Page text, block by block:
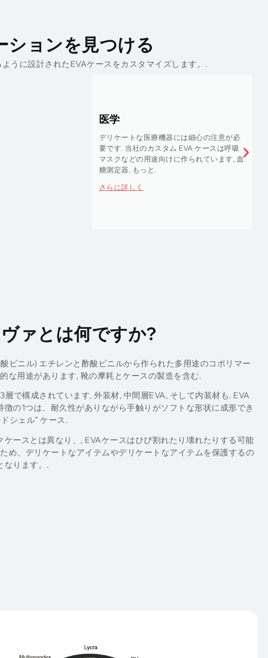
ションを見つける
うに設計されたEVAケースをカスタマイズします。.
プロオーディオ
プレミアムオーディオ機器に適合するため
に生まれました, ブルートゥーススピーカー
かどうか, ヘッドフォン, または他の機器. プ
ロオーディオ機器に究極の保護を提供する
当社を信頼してください。.
さらに詳しく
ァとは何ですか?
ビニル) エチレンと酢酸ビニルから作られた多用途のコポリマー
な用途があります, 靴の摩耗とケースの製造を含む.
層で構成されています, 外装材, 中間層EVA, そして内装材も. EVA
徴の1つは、耐久性がありながら手触りがソフトな形状に成形でき
シェル” ケース.
ケースとは異なり、, EVAケースはひび割れたり壊れたりする可能
め、デリケートなアイテムやデリケートなアイテムを保護するの
なります。.